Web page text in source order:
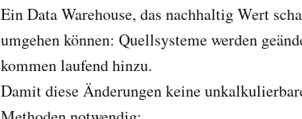
Ein Data Warehouse, das nachhaltig Wert
umgehen können: Quellsysteme werden
kommen laufend hinzu.
Damit diese Änderungen keine